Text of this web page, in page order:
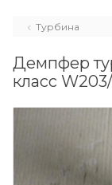
Турбина
Демпфер
класс